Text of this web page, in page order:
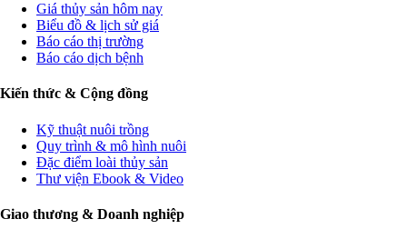
Giá thủy sản hôm nay
Biểu đồ & lịch sử giá
Báo cáo thị trường
Báo cáo dịch bệnh
Kiến thức & Cộng đồng
Kỹ thuật nuôi trồng
Quy trình & mô hình nuôi
Đặc điểm loài thủy sản
Thư viện Ebook & Video
Giao thương & Doanh nghiệp